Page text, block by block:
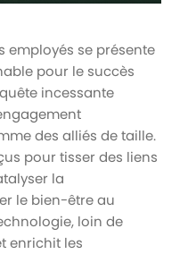
employés se présente
pour le succès
incessante
des alliés de taille.
pour tisser des liens
la
le bien-être au
loin de
enrichit les